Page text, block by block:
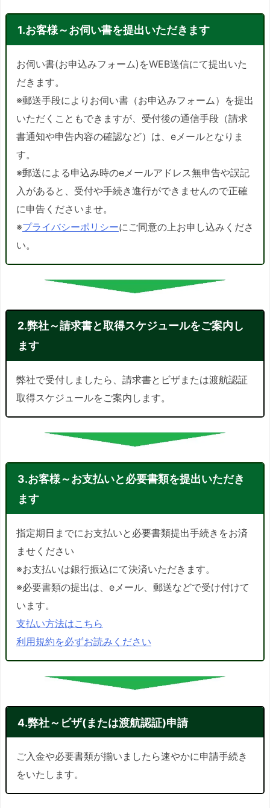
1.お客様～お伺い書を提出いただきます
お伺い書(お申込みフォーム)をWEB送信にて提出いた
だきます。
※郵送手段によりお伺い書（お申込みフォーム）を提出
いただくこともできますが、受付後の通信手段（請求
書通知や申告内容の確認など）は、eメールとなりま
す。
※郵送による申込み時のeメールアドレス無申告や誤記
入があると、受付や手続き進行ができませんので正確
に申告くださいませ。
※プライバシーポリシーにご同意の上お申し込みくださ
い。
2.弊社～請求書と取得スケジュールをご案内し
ます
弊社で受付しましたら、請求書とビザまたは渡航認証
取得スケジュールをご案内します。
3.お客様～お支払いと必要書類を提出いただき
ます
指定期日までにお支払いと必要書類提出手続きをお済
ませください
※お支払いは銀行振込にて決済いただきます。
※必要書類の提出は、eメール、郵送などで受け付けて
います。
支払い方法はこちら
利用規約を必ずお読みください
4.弊社～ビザ(または渡航認証)申請
ご入金や必要書類が揃いましたら速やかに申請手続き
をいたします。